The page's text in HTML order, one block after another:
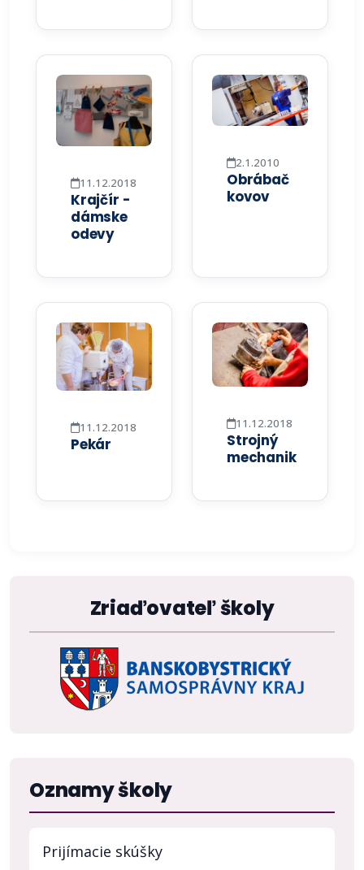
11.12.2018
Krajčír -
dámske
odevy
2.1.2010
Obrábač
kovov
11.12.2018
Pekár
11.12.2018
Strojný
mechanik
Zriaďovateľ školy
Oznamy školy
Prijímacie skúšky